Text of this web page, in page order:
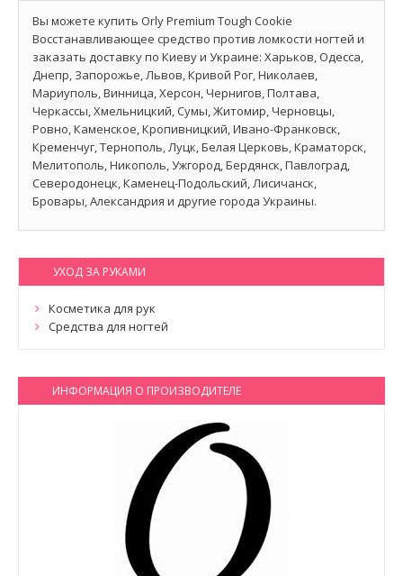
Вы можете купить Orly Premium Tough Cookie
Восстанавливающее средство против ломкости ногтей и
заказать доставку по Киеву и Украине: Харьков, Одесса,
Днепр, Запорожье, Львов, Кривой Рог, Николаев,
Мариуполь, Винница, Херсон, Чернигов, Полтава,
Черкассы, Хмельницкий, Сумы, Житомир, Черновцы,
Ровно, Каменское, Кропивницкий, Ивано-Франковск,
Кременчуг, Тернополь, Луцк, Белая Церковь, Краматорск,
Мелитополь, Никополь, Ужгород, Бердянск, Павлоград,
Северодонецк, Каменец-Подольский, Лисичанск,
Бровары, Александрия и другие города Украины.
УХОД ЗА РУКАМИ
Косметика для рук
Средства для ногтей
ИНФОРМАЦИЯ О ПРОИЗВОДИТЕЛЕ